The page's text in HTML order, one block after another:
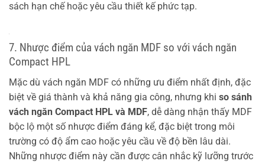
sách hạn chế hoặc yêu cầu thiết kế phức tạp.
7. Nhược điểm của vách ngăn MDF so với vách ngăn
Compact HPL
Mặc dù vách ngăn MDF có những ưu điểm nhất định, đặc
biệt về giá thành và khả năng gia công, nhưng khi so sánh
vách ngăn Compact HPL và MDF, dễ dàng nhận thấy MDF
bộc lộ một số nhược điểm đáng kể, đặc biệt trong môi
trường có độ ẩm cao hoặc yêu cầu về độ bền lâu dài.
Những nhược điểm này cần được cân nhắc kỹ lưỡng trước